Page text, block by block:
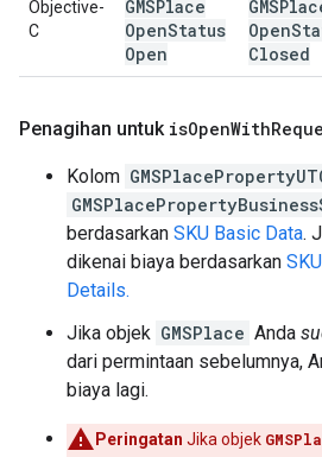
Objective-
C
GMSPlace
OpenStatus
Open
Open
Closed
Penagihan untuk isOpenWith
Kolom
berdasarkan SKU Basic Data.
dikenai biaya berdasarkan
Details.
Jika objek GMSPlace Anda
dari permintaan sebelumnya,
biaya lagi.
Peringatan Jika objek